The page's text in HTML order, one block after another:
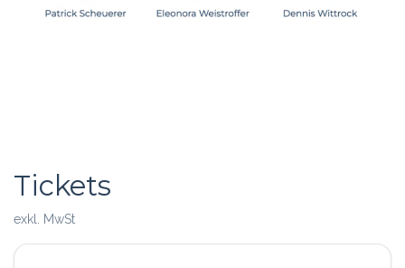
Tickets
exkl. MwSt